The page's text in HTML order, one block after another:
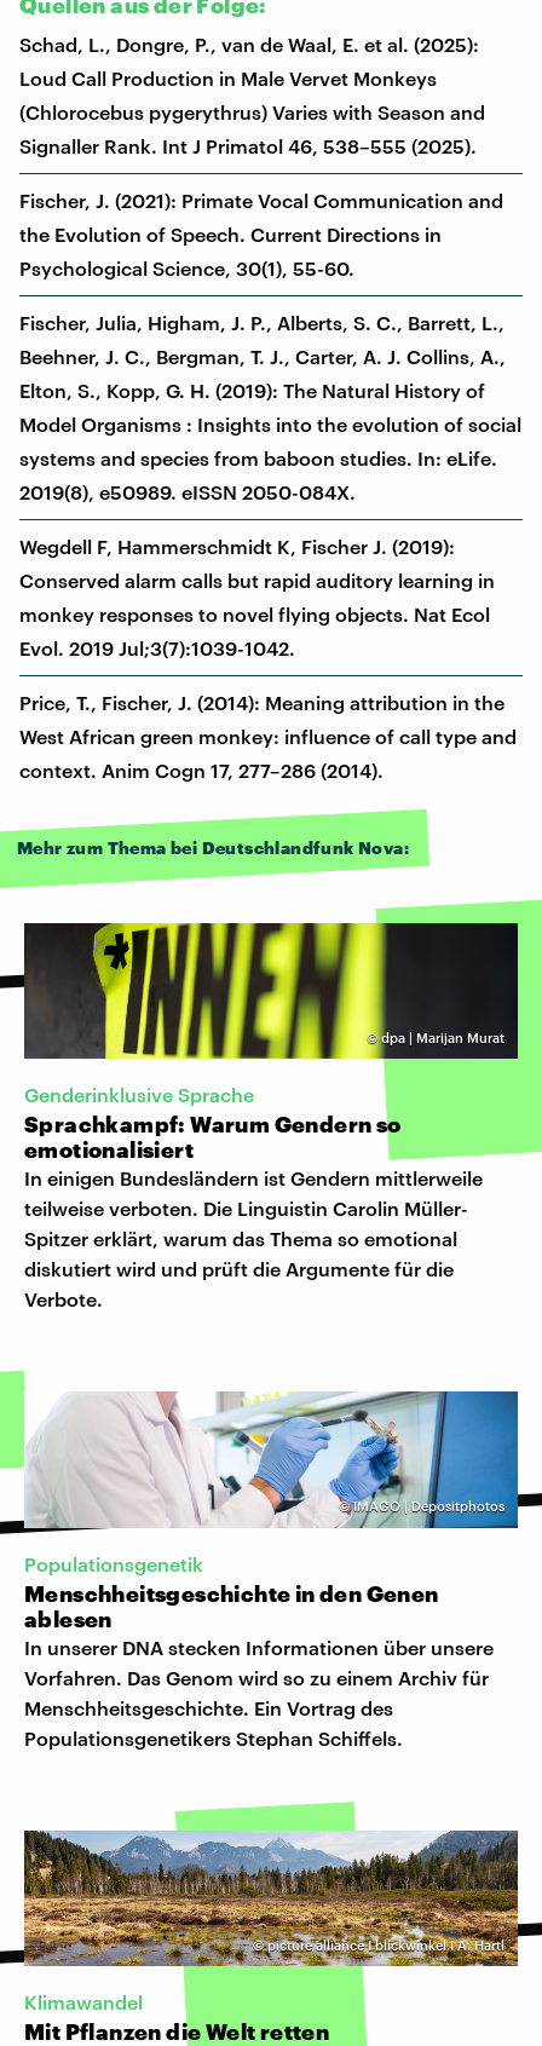
Schad, L., Dongre, P., van de Waal, E. et al. (2025):
Loud Call Production in Male Vervet Monkeys
(Chlorocebus pygerythrus) Varies with Season and
Signaller Rank. Int J Primatol 46, 538–555 (2025).
Fischer, J. (2021): Primate Vocal Communication and
the Evolution of Speech. Current Directions in
Psychological Science, 30(1), 55-60.
Fischer, Julia, Higham, J. P., Alberts, S. C., Barrett, L.,
Beehner, J. C., Bergman, T. J., Carter, A. J. Collins, A.,
Elton, S., Kopp, G. H. (2019): The Natural History of
Model Organisms : Insights into the evolution of social
systems and species from baboon studies. In: eLife.
2019(8), e50989. eISSN 2050-084X.
Wegdell F, Hammerschmidt K, Fischer J. (2019):
Conserved alarm calls but rapid auditory learning in
monkey responses to novel flying objects. Nat Ecol
Evol. 2019 Jul;3(7):1039-1042.
Price, T., Fischer, J. (2014): Meaning attribution in the
West African green monkey: influence of call type and
context. Anim Cogn 17, 277–286 (2014).
Mehr zum Thema bei Deutschlandfunk Nova:
© dpa | Marijan Murat
Genderinklusive Sprache
Sprachkampf: Warum Gendern so
emotionalisiert
In einigen Bundesländern ist Gendern mittlerweile
teilweise verboten. Die Linguistin Carolin Müller-
Spitzer erklärt, warum das Thema so emotional
diskutiert wird und prüft die Argumente für die
Verbote.
©IMAGO | Depositphotos
Populationsgenetik
Menschheitsgeschichte in den Genen
ablesen
In unserer DNA stecken Informationen über unsere
Vorfahren. Das Genom wird so zu einem Archiv für
Menschheitsgeschichte. Ein Vortrag des
Populationsgenetikers Stephan Schiffels.
©picture alliance I blickwinkel I A. Hartl
Klimawandel
Mit Pflanzen die Welt retten